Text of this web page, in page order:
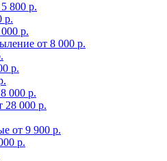
800 р.
р.
р.
от 8 000 р.
р.
000 р.
28 000 р.
от 9 900 р.
р.